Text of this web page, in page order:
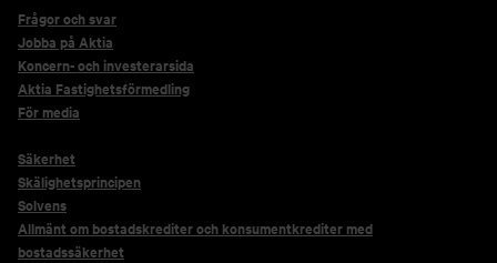
Frågor och svar
Jobba på Aktia
Koncern- och investerarsida
Aktia Fastighetsförmedling
För media
Säkerhet
Skälighetsprincipen
Solvens
Allmänt om bostadskrediter och konsumentkrediter med
bostadssäkerhet